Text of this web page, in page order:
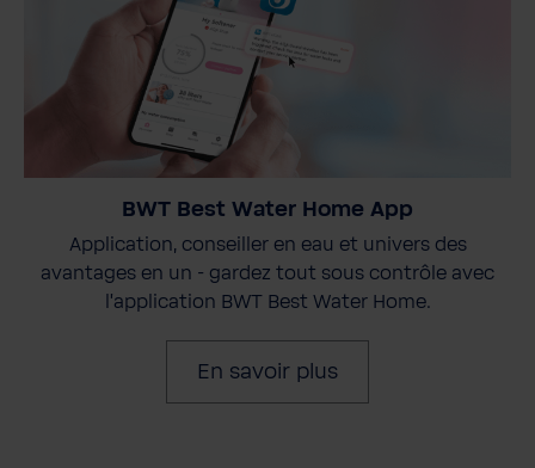
BWT Best Water Home App
Application, conseiller en eau et univers des
avantages en un - gardez tout sous contrôle avec
l'application BWT Best Water Home.
En savoir plus